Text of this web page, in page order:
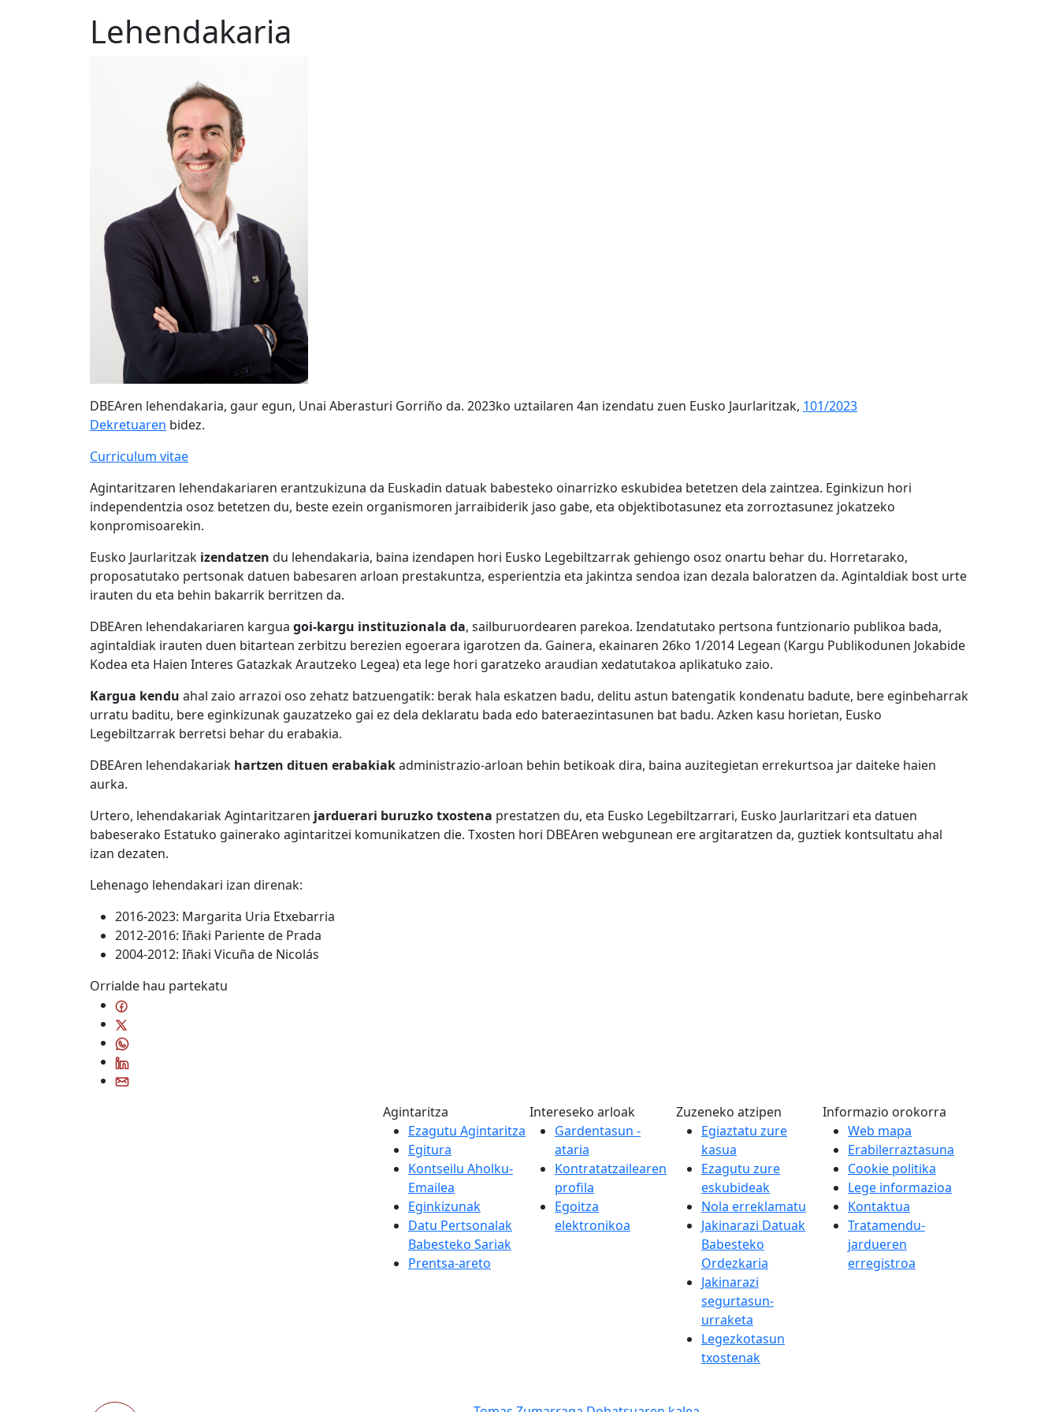
Lehendakaria
DBEAren lehendakaria, gaur egun, Unai Aberasturi Gorriño da. 2023ko uztailaren 4an izendatu zuen Eusko Jaurlaritzak, 101/2023
Dekretuaren bidez.
Curriculum vitae
Agintaritzaren lehendakariaren erantzukizuna da Euskadin datuak babesteko oinarrizko eskubidea betetzen dela zaintzea. Eginkizun hori
independentzia osoz betetzen du, beste ezein organismoren jarraibiderik jaso gabe, eta objektibotasunez eta zorroztasunez jokatzeko
konpromisoarekin.
Eusko Jaurlaritzak izendatzen du lehendakaria, baina izendapen hori Eusko Legebiltzarrak gehiengo osoz onartu behar du. Horretarako,
proposatutako pertsonak datuen babesaren arloan prestakuntza, esperientzia eta jakintza sendoa izan dezala baloratzen da. Agintaldiak bost urte
irauten du eta behin bakarrik berritzen da.
DBEAren lehendakariaren kargua goi-kargu instituzionala da, sailburuordearen parekoa. Izendatutako pertsona funtzionario publikoa bada,
agintaldiak irauten duen bitartean zerbitzu berezien egoerara igarotzen da. Gainera, ekainaren 26ko 1/2014 Legean (Kargu Publikodunen Jokabide
Kodea eta Haien Interes Gatazkak Arautzeko Legea) eta lege hori garatzeko araudian xedatutakoa aplikatuko zaio.
Kargua kendu ahal zaio arrazoi oso zehatz batzuengatik: berak hala eskatzen badu, delitu astun batengatik kondenatu badute, bere eginbeharrak
urratu baditu, bere eginkizunak gauzatzeko gai ez dela deklaratu bada edo bateraezintasunen bat badu. Azken kasu horietan, Eusko
Legebiltzarrak berretsi behar du erabakia.
DBEAren lehendakariak hartzen dituen erabakiakadministrazio-arloan behin betikoak dira, baina auzitegietan errekurtsoa jar daiteke haien
aurka.
Urtero, lehendakariak Agintaritzaren jarduerari buruzko txostena prestatzen du, eta Eusko Legebiltzarrari, Eusko Jaurlaritzari eta datuen
babeserako Estatuko gainerako agintaritzei komunikatzen die. Txosten hori DBEAren webgunean ere argitaratzen da, guztiek kontsultatu ahal
izan dezaten.
Lehenago lehendakari izan direnak:
2016-2023: Margarita Uria Etxebarria
2012-2016: Iñaki Pariente de Prada
2004-2012: Iñaki Vicuña de Nicolás
Orrialde hau partekatu
Agintaritza
Ezagutu Agintaritza
Egitura
Kontseilu Aholku-
Emailea
Eginkizunak
Datu Pertsonalak
Babesteko Sariak
Prentsa-areto
Intereseko arloak
Gardentasun -
ataria
Kontratatzailearen
profila
Egoitza
elektronikoa
Zuzeneko atzipen
Egiaztatu zure
kasua
Ezagutu zure
eskubideak
Nola erreklamatu
Jakinarazi Datuak
Babesteko
Ordezkaria
Jakinarazi
segurtasun-
urraketa
Legezkotasun
txostenak
Informazio orokorra
Web mapa
Erabilerraztasuna
Cookie politika
Lege informazioa
Kontaktua
Tratamendu-
jardueren
erregistroa